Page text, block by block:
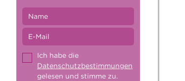
Ich habe die
Datenschutzbestimmungen
gelesen und stimme zu.